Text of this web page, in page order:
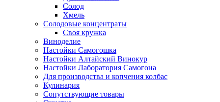
Солод
Хмель
Солодовые концентраты
Своя кружка
Виноделие
Настойки Самогошка
Настойки Алтайский Винокур
Настойки Лаборатория Самогона
Для производства и копчения колбас
Кулинария
Сопутствующие товары